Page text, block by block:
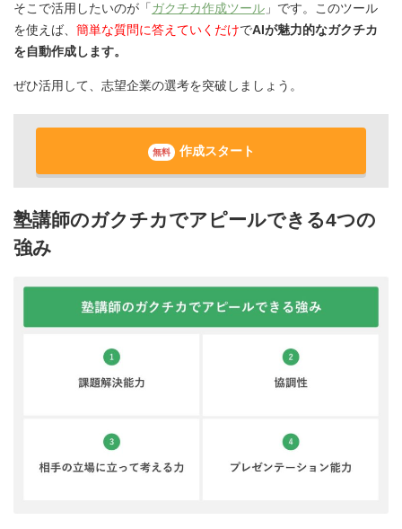
そこで活用したいのが「ガクチカ作成ツール 」です。このツール
を使えば、 簡単な質問に答えていくだけでAIが魅力的なガクチカ
を自動作成します。
ぜひ活用して、志望企業の選考を突破しましょう。
無料 作成スタート
塾講師のガクチカでアピールできる4つの
強み